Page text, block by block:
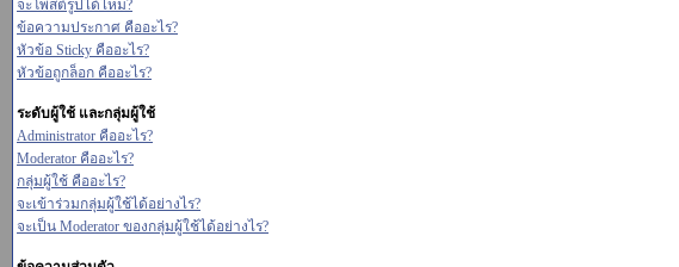
จะโพสต์รูปได้ไหม?
ข้อความประกาศ คืออะไร?
หัวข้อ Sticky คืออะไร?
หัวข้อถูกล็อก คืออะไร?
ระดับผู้ใช้ และกลุ่มผู้ใช้
Administrator คืออะไร?
Moderator คืออะไร?
กลุ่มผู้ใช้ คืออะไร?
จะเข้าร่วมกลุ่มผู้ใช้ได้อย่างไร?
จะเป็น Moderator ของกลุ่มผู้ใช้ได้อย่างไร?